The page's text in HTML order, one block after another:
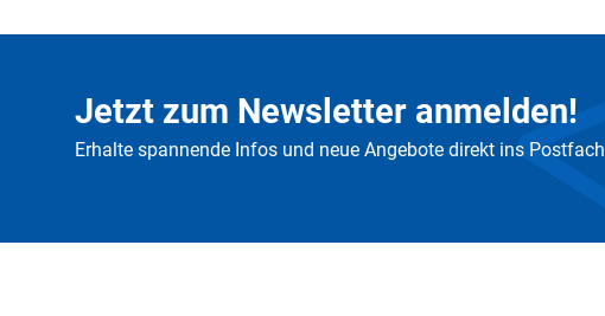
Jetzt zum Newsletter anmelden!
Erhalte spannende Infos und neue Angebote direkt ins Postfach